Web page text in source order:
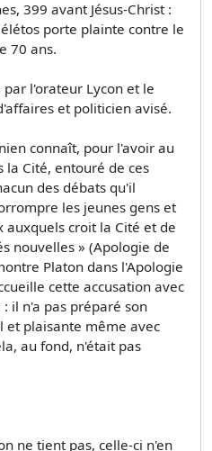
399 avant Jésus-Christ :
porte plainte contre le
70 ans.
l'orateur Lycon et le
et politicien avisé.
connaît, pour l'avoir au
la Cité, entouré de ces
des débats qu'il
les jeunes gens et
auxquels croit la Cité et de
nouvelles » (Apologie de
Platon dans l'Apologie
cette accusation avec
il n'a pas préparé son
et plaisante même avec
au fond, n'était pas
ne tient pas, celle-ci n'en